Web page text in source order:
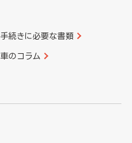
手続きに必要な書類
車のコラム